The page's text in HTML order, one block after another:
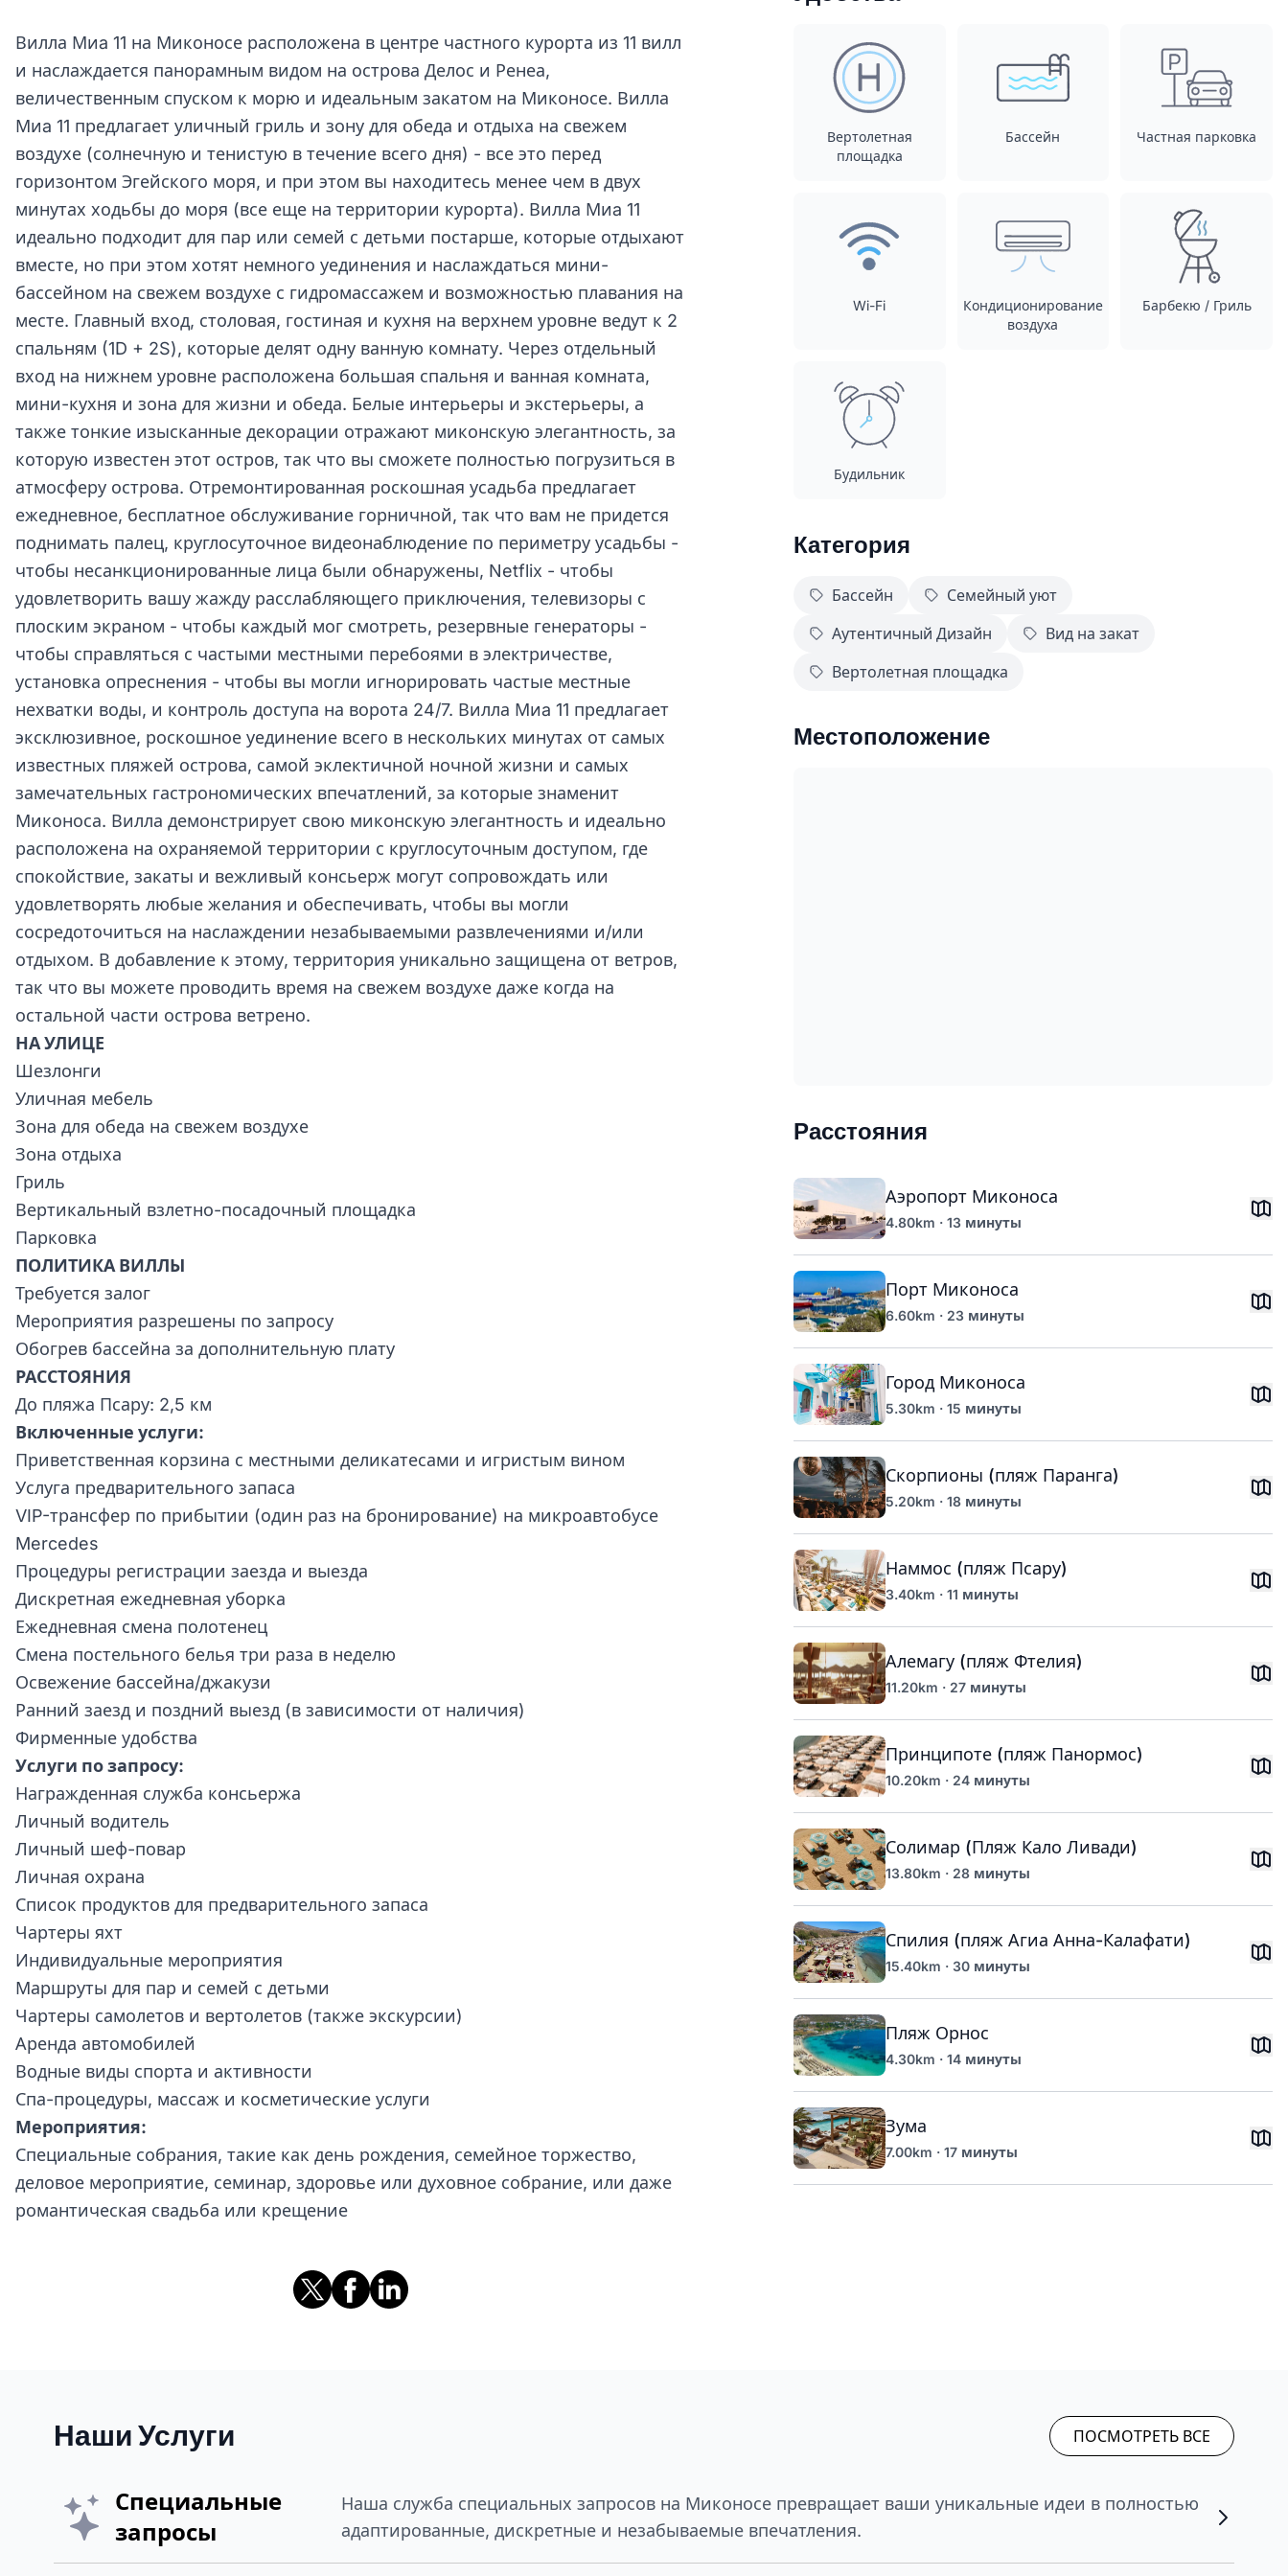
Вилла Миa 11 на Миконосе расположена в центре частного курорта из 11 вилл
и наслаждается панорамным видом на острова Делос и Ренеа,
величественным спуском к морю и идеальным закатом на Миконосе. Вилла
Миa 11 предлагает уличный гриль и зону для обеда и отдыха на свежем
воздухе (солнечную и тенистую в течение всего дня) - все это перед
горизонтом Эгейского моря, и при этом вы находитесь менее чем в двух
минутах ходьбы до моря (все еще на территории курорта). Вилла Миa 11
идеально подходит для пар или семей с детьми постарше, которые отдыхают
вместе, но при этом хотят немного уединения и наслаждаться мини-
бассейном на свежем воздухе с гидромассажем и возможностью плавания на
месте. Главный вход, столовая, гостиная и кухня на верхнем уровне ведут к 2
спальням (1D + 2S), которые делят одну ванную комнату. Через отдельный
вход на нижнем уровне расположена большая спальня и ванная комната,
мини-кухня и зона для жизни и обеда. Белые интерьеры и экстерьеры, а
также тонкие изысканные декорации отражают миконскую элегантность, за
которую известен этот остров, так что вы сможете полностью погрузиться в
атмосферу острова. Отремонтированная роскошная усадьба предлагает
ежедневное, бесплатное обслуживание горничной, так что вам не придется
поднимать палец, круглосуточное видеонаблюдение по периметру усадьбы -
чтобы несанкционированные лица были обнаружены, Netflix - чтобы
удовлетворить вашу жажду расслабляющего приключения, телевизоры с
плоским экраном - чтобы каждый мог смотреть, резервные генераторы -
чтобы справляться с частыми местными перебоями в электричестве,
установка опреснения - чтобы вы могли игнорировать частые местные
нехватки воды, и контроль доступа на ворота 24/7. Вилла Миa 11 предлагает
эксклюзивное, роскошное уединение всего в нескольких минутах от самых
известных пляжей острова, самой эклектичной ночной жизни и самых
замечательных гастрономических впечатлений, за которые знаменит
Миконоса. Вилла демонстрирует свою миконскую элегантность и идеально
расположена на охраняемой территории с круглосуточным доступом, где
спокойствие, закаты и вежливый консьерж могут сопровождать или
удовлетворять любые желания и обеспечивать, чтобы вы могли
сосредоточиться на наслаждении незабываемыми развлечениями и/или
отдыхом. В добавление к этому, территория уникально защищена от ветров,
так что вы можете проводить время на свежем воздухе даже когда на
остальной части острова ветрено.
НА УЛИЦЕ
Шезлонги
Уличная мебель
Зона для обеда на свежем воздухе
Зона отдыха
Гриль
Вертикальный взлетно-посадочный площадка
Парковка
ПОЛИТИКА ВИЛЛЫ
Требуется залог
Мероприятия разрешены по запросу
Обогрев бассейна за дополнительную плату
РАССТОЯНИЯ
До пляжа Псару: 2,5 км
Включенные услуги:
Приветственная корзина с местными деликатесами и игристым вином
Услуга предварительного запаса
VIP-трансфер по прибытии (один раз на бронирование) на микроавтобусе
Mercedes
Процедуры регистрации заезда и выезда
Дискретная ежедневная уборка
Ежедневная смена полотенец
Смена постельного белья три раза в неделю
Освежение бассейна/джакузи
Ранний заезд и поздний выезд (в зависимости от наличия)
Фирменные удобства
Услуги по запросу:
Награжденная служба консьержа
Личный водитель
Личный шеф-повар
Личная охрана
Список продуктов для предварительного запаса
Чартеры яхт
Индивидуальные мероприятия
Маршруты для пар и семей с детьми
Чартеры самолетов и вертолетов (также экскурсии)
Аренда автомобилей
Водные виды спорта и активности
Спа-процедуры, массаж и косметические услуги
Мероприятия:
Специальные собрания, такие как день рождения, семейное торжество,
деловое мероприятие, семинар, здоровье или духовное собрание, или даже
романтическая свадьба или крещение
Вертолетная
площадка
Бассейн Частная парковка
Wi-Fi
Кондиционирование
воздуха
Барбекю / Гриль
Будильник
Категория
Бассейн
Семейный уют
Аутентичный Дизайн
Вид на закат
Вертолетная площадка
Местоположение
Расстояния
Аэропорт Миконоса
4.80km · 13 минуты
Порт Миконоса
6.60km · 23 минуты
Город Миконоса
5.30km · 15 минуты
Скорпионы (пляж Паранга)
5.20km · 18 минуты
Наммос (пляж Псару)
3.40km · 11 минуты
Алемагу (пляж Фтелия)
11.20km · 27 минуты
Принципоте (пляж Панормос)
10.20km · 24 минуты
Солимар (Пляж Кало Ливади)
13.80km · 28 минуты
Спилия (пляж Агиа Анна-Калафати)
15.40km · 30 минуты
Пляж Орнос
4.30km · 14 минуты
Зума
7.00km · 17 минуты
Наши Услуги ПОСМОТРЕТЬ ВСЕ
Специальные
запросы
Наша служба специальных запросов на Миконосе превращает ваши уникальные идеи в полностью
адаптированные, дискретные и незабываемые впечатления.